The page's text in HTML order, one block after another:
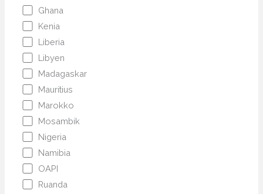
Ghana
Kenia
Liberia
Libyen
Madagaskar
Mauritius
Marokko
Mosambik
Nigeria
Namibia
OAPI
Ruanda